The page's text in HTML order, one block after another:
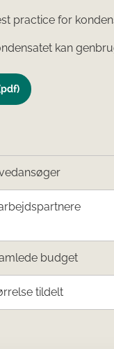
practice for
kan
budget
tildelt